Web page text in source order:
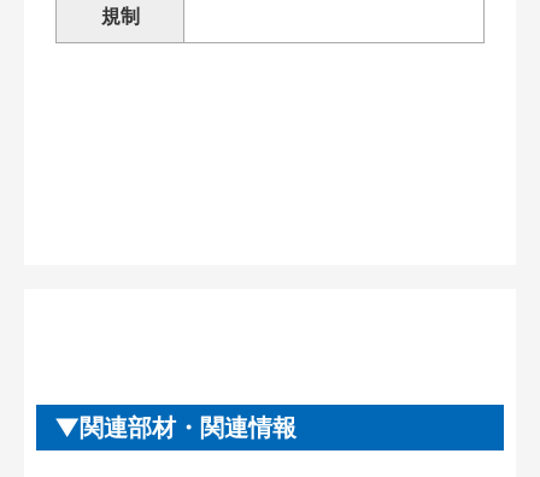
規制
関連部材・関連情報